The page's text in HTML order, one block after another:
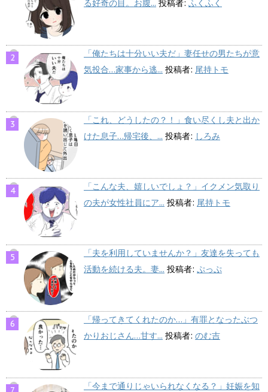
る好奇の目。お腹... 投稿者: ふくふく
「俺たちは十分いい夫だ」妻任せの男たちが意
気投合…家事から逃... 投稿者: 尾持トモ
「これ、どうしたの？！」食い尽くし夫と出か
けた息子…帰宅後、... 投稿者: しろみ
「こんな夫、嬉しいでしょ？」イクメン気取り
の夫が女性社員にア... 投稿者: 尾持トモ
「夫を利用していませんか？」友達を失っても
活動を続ける夫。妻... 投稿者: ぷっぷ
「帰ってきてくれたのか…」有罪となったぶつ
かりおじさん…甘す... 投稿者: のむ吉
「今まで通りじゃいられなくなる？」妊娠を知